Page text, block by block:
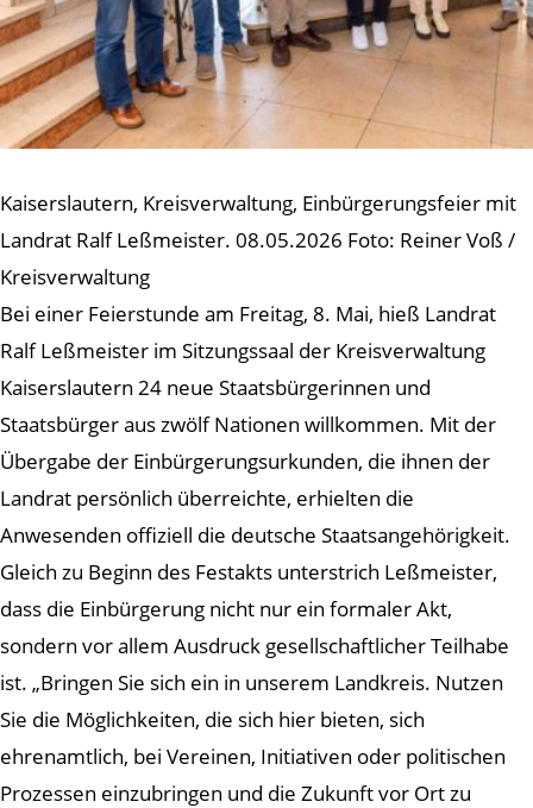
Kaiserslautern, Kreisverwaltung, Einbürgerungsfeier mit
Landrat Ralf Leßmeister. 08.05.2026 Foto: Reiner Voß /
Kreisverwaltung
Bei einer Feierstunde am Freitag, 8. Mai, hieß Landrat
Ralf Leßmeister im Sitzungssaal der Kreisverwaltung
Kaiserslautern 24 neue Staatsbürgerinnen und
Staatsbürger aus zwölf Nationen willkommen. Mit der
Übergabe der Einbürgerungsurkunden, die ihnen der
Landrat persönlich überreichte, erhielten die
Anwesenden offiziell die deutsche Staatsangehörigkeit.
Gleich zu Beginn des Festakts unterstrich Leßmeister,
dass die Einbürgerung nicht nur ein formaler Akt,
sondern vor allem Ausdruck gesellschaftlicher Teilhabe
ist. „Bringen Sie sich ein in unserem Landkreis. Nutzen
Sie die Möglichkeiten, die sich hier bieten, sich
ehrenamtlich, bei Vereinen, Initiativen oder politischen
Prozessen einzubringen und die Zukunft vor Ort zu